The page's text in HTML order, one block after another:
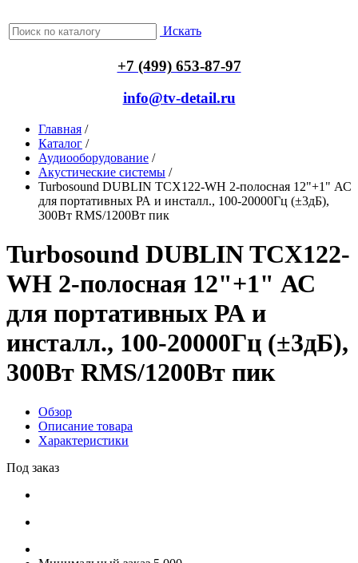
Искать
+7 (499) 653-87-97
info@tv-detail.ru
Главная /
Каталог /
Аудиооборудование /
Акустические системы /
Turbosound DUBLIN TCX122-WH 2-полосная 12"+1" АС
для портативных РА и инсталл., 100-20000Гц (±3дБ),
300Вт RMS/1200Вт пик
Turbosound DUBLIN TCX122-
WH 2-полосная 12"+1" АС
для портативных РА и
инсталл., 100-20000Гц (±3дБ),
300Вт RMS/1200Вт пик
Обзор
Описание товара
Характеристики
Под заказ